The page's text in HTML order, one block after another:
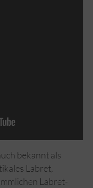
bekannt als
Labret,
Labret-